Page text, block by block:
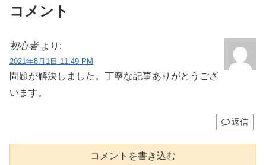
コメント
初心者 より:
2021年8月1日 11:49 PM
問題が解決しました。丁寧な記事ありがとうござ
います。
返信
コメントを書き込む